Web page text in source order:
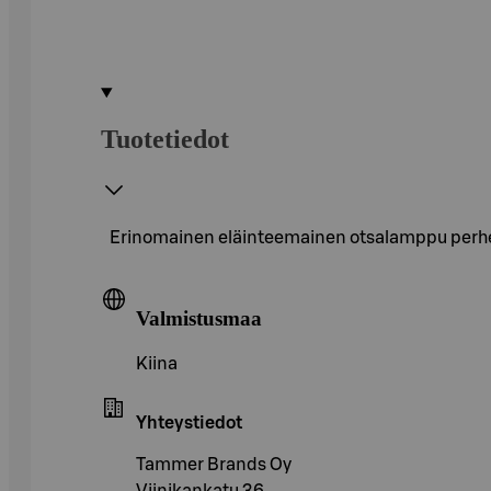
Tuotetiedot
Erinomainen eläinteemainen otsalamppu
Valmistusmaa
Kiina
Yhteystiedot
Tammer Brands Oy